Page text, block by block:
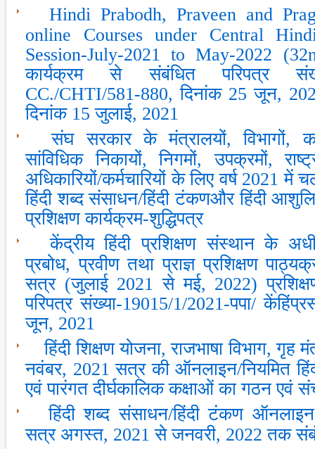
Hindi Prabodh, Praveen and
online Courses under Central
Session-July-2021 to May-2022
कार्यक्रम से संबंधित परिपत्र
CC./CHTI/581-880, दिनांक 25 जून,
दिनांक 15 जुलाई, 2021
संघ सरकार के मंत्रालयों, विभागों,
सांविधिक निकायों, निगमों, उपक्रमों,
अधिकारियों/कर्मचारियों के लिए वर्ष 2021
हिंदी शब्द संसाधन/हिंदी टंकणऔर हिंदी
प्रशिक्षण कार्यक्रम-शुद्धिपत्र
केंद्रीय हिंदी प्रशिक्षण संस्‍थान के अधीन
प्रबोध, प्रवीण तथा प्राज्ञ प्रशिक्षण
सत्र (जुलाई 2021 से मई, 2022)
परिपत्र संख्‍या-19015/1/2021-पपा/
जून, 2021
हिंदी शिक्षण योजना, राजभाषा विभाग,
नवंबर, 2021 सत्र की ऑनलाइन/नियमित
एवं पारंगत दीर्घकालिक कक्षाओं का गठन एवं
हिंदी शब्‍द संसाधन/हिंदी टंकण ऑनलाइन
सत्र अगस्‍त, 2021 से जनवरी, 2022 तक